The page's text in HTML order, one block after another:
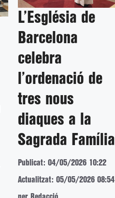
L’Església de
Barcelona
celebra
l’ordenació de
tres nous
diaques a la
Sagrada Família
Publicat: 04/05/2026 10:22
Actualitzat: 05/05/2026 08:54